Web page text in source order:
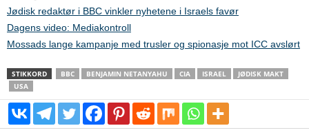
Jødisk redaktør i BBC vinkler nyhetene i Israels favør
Dagens video: Mediakontroll
Mossads lange kampanje med trusler og spionasje mot ICC avslørt
STIKKORD BBC BENJAMIN NETANYAHU CIA ISRAEL
JØDISK MAKT
USA